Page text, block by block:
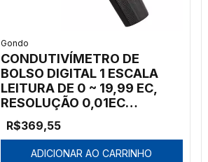
Gondo
CONDUTIVÍMETRO DE
BOLSO DIGITAL 1 ESCALA
LEITURA DE 0 ~ 19,99 EC,
RESOLUÇÃO 0,01EC
COMPENSAÇÃO
AUTOMÁTICA
TEMPERATURA 1 PONTO DE
R$369,55
ADICIONAR AO CARRINHO